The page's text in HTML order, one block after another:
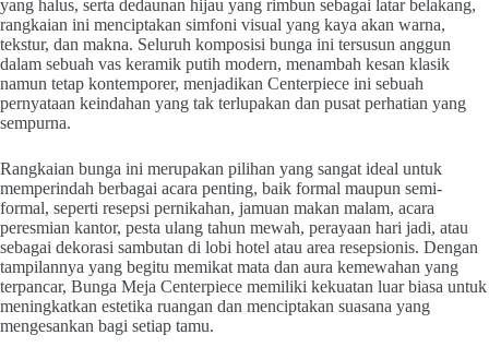
yang halus, serta dedaunan hijau yang rimbun sebagai latar belakang,
rangkaian ini menciptakan simfoni visual yang kaya akan warna,
tekstur, dan makna. Seluruh komposisi bunga ini tersusun anggun
dalam sebuah vas keramik putih modern, menambah kesan klasik
namun tetap kontemporer, menjadikan Centerpiece ini sebuah
pernyataan keindahan yang tak terlupakan dan pusat perhatian yang
sempurna.
Rangkaian bunga ini merupakan pilihan yang sangat ideal untuk
memperindah berbagai acara penting, baik formal maupun semi-
formal, seperti resepsi pernikahan, jamuan makan malam, acara
peresmian kantor, pesta ulang tahun mewah, perayaan hari jadi, atau
sebagai dekorasi sambutan di lobi hotel atau area resepsionis. Dengan
tampilannya yang begitu memikat mata dan aura kemewahan yang
terpancar, Bunga Meja Centerpiece memiliki kekuatan luar biasa untuk
meningkatkan estetika ruangan dan menciptakan suasana yang
mengesankan bagi setiap tamu.